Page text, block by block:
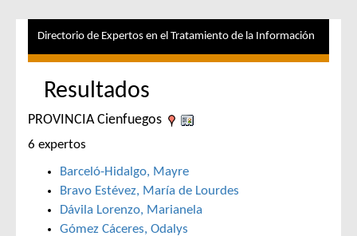
Directorio de Expertos en el Tratamiento de la Información
Resultados
PROVINCIA Cienfuegos
6 expertos
Barceló-Hidalgo, Mayre
Bravo Estévez, María de Lourdes
Dávila Lorenzo, Marianela
Gómez Cáceres, Odalys